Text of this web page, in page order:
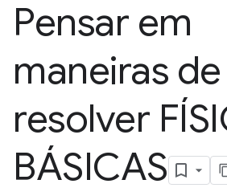
Pensar em
maneiras de
resolver
BÁSICAS